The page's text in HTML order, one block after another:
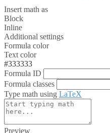
Insert math as
Block
Inline
Additional settings
Formula color
Text color
#333333
Formula ID
Formula classes
Type math using LaTeX
Preview